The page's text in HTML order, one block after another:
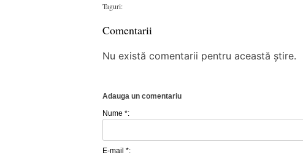
Taguri:
Comentarii
Nu există comentarii pentru această știre.
Adauga un comentariu
Nume *:
E-mail *: